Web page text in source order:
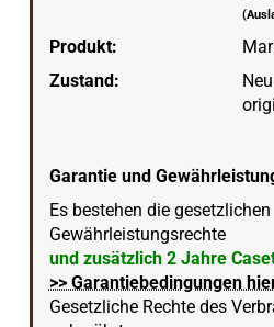
Produkt:
Zustand:
Garantie und
Es bestehen die gesetzlichen
Gewährleistungsrechte
und zusätzlich 2 Jahre
>> Garantiebedingungen
Gesetzliche Rechte des